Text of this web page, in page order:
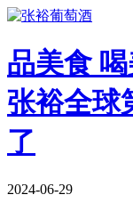
品美食
张裕全球
了
2024-06-29